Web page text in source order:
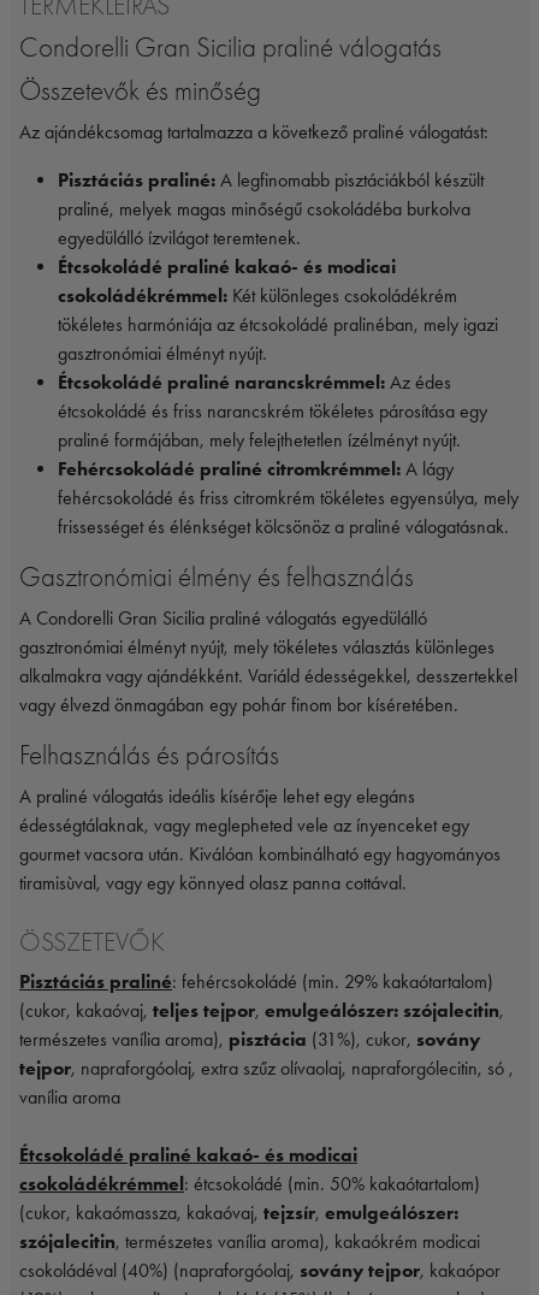
Condorelli Gran Sicilia praliné válogatás
Összetevők és minőség
Az ajándékcsomag tartalmazza a következő praliné válogatást:
Pisztáciás praliné: A legfinomabb pisztáciákból készült
praliné, melyek magas minőségű csokoládéba burkolva
egyedülálló ízvilágot teremtenek.
Étcsokoládé praliné kakaó- és modicai
csokoládékrémmel: Két különleges csokoládékrém
tökéletes harmóniája az étcsokoládé pralinéban, mely igazi
gasztronómiai élményt nyújt.
Étcsokoládé praliné narancskrémmel: Az édes
étcsokoládé és friss narancskrém tökéletes párosítása egy
praliné formájában, mely felejthetetlen ízélményt nyújt.
Fehércsokoládé praliné citromkrémmel: A lágy
fehércsokoládé és friss citromkrém tökéletes egyensúlya, mely
frissességet és élénkséget kölcsönöz a praliné válogatásnak.
Gasztronómiai élmény és felhasználás
A Condorelli Gran Sicilia praliné válogatás egyedülálló
gasztronómiai élményt nyújt, mely tökéletes választás különleges
alkalmakra vagy ajándékként. Variáld édességekkel, desszertekkel
vagy élvezd önmagában egy pohár finom bor kíséretében.
Felhasználás és párosítás
A praliné válogatás ideális kísérője lehet egy elegáns
édességtálaknak, vagy meglepheted vele az ínyenceket egy
gourmet vacsora után. Kiválóan kombinálható egy hagyományos
tiramisùval, vagy egy könnyed olasz panna cottával.
ÖSSZETEVŐK
Pisztáciás praliné: fehércsokoládé (min. 29% kakaótartalom)
(cukor, kakaóvaj, teljes tejpor, emulgeálószer: szójalecitin,
természetes vanília aroma), pisztácia (31%), cukor, sovány
tejpor, napraforgóolaj, extra szűz olívaolaj, napraforgólecitin, só ,
vanília aroma
Étcsokoládé praliné kakaó- és modicai
csokoládékrémmel : étcsokoládé (min. 50% kakaótartalom)
(cukor, kakaómassza, kakaóvaj, tejzsír, emulgeálószer:
szójalecitin, természetes vanília aroma), kakaókrém modicai
csokoládéval (40%) (napraforgóolaj, sovány tejpor, kakaópor